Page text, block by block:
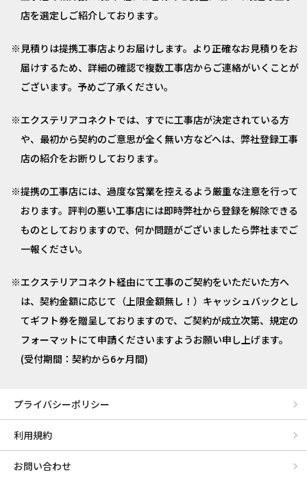
店を選定しご紹介しております。
見積りは提携工事店よりお届けします。より正確なお見積りをお
届けするため、詳細の確認で複数工事店からご連絡がいくことが
ございます。予めご了承ください。
エクステリアコネクトでは、すでに工事店が決定されている方
や、最初から契約のご意思が全く無い方などへは、弊社登録工事
店の紹介をお断りしております。
提携の工事店には、過度な営業を控えるよう厳重な注意を行って
おります。評判の悪い工事店には即時弊社から登録を解除できる
ものとしておりますので、何か問題がございましたら弊社までご
一報ください。
エクステリアコネクト経由にて工事のご契約をいただいた方へ
は、契約金額に応じて（上限金額無し！）キャッシュバックとし
てギフト券を贈呈しておりますので、ご契約が成立次第、規定の
フォーマットにて申請くださいますようお願い申し上げます。
(受付期間：契約から6ヶ月間)
プライバシーポリシー
利用規約
お問い合わせ